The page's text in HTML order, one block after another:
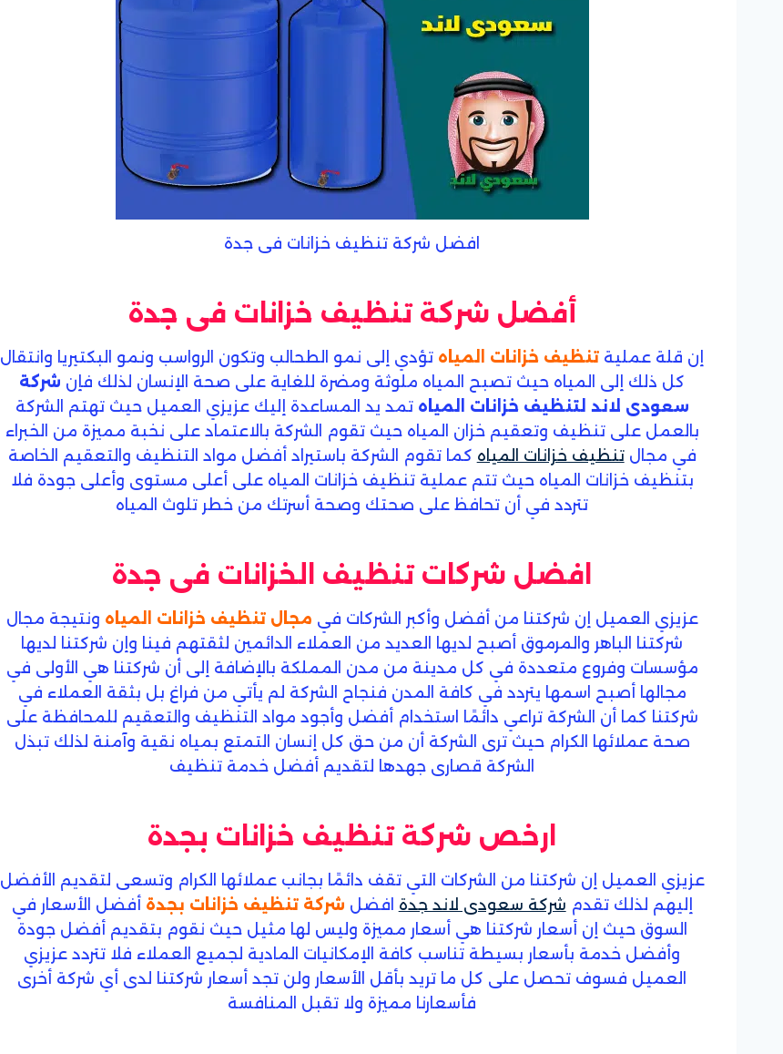
افضل شركة تنظيف خزانات فى جدة
أفضل شركة تنظيف خزانات فى جدة
إن قلة عملية تنظيف خزانات المياه تؤدي إلى نمو الطحالب وتكون الرواسب ونمو البكتيريا وانتقال
كل ذلك إلى المياه حيث تصبح المياه ملوثة ومضرة للغاية على صحة الإنسان لذلك فإن شركة
سعودى لاند لتنظيف خزانات المياه تمد يد المساعدة إليك عزيزي العميل حيث تهتم الشركة
بالعمل على تنظيف وتعقيم خزان المياه حيث تقوم الشركة بالاعتماد على نخبة مميزة من الخبراء
في مجالتنظيف خزانات المياه كما تقوم الشركة باستيراد أفضل مواد التنظيف والتعقيم الخاصة
بتنظيف خزانات المياه حيث تتم عملية تنظيف خزانات المياه على أعلى مستوى وأعلى جودة فلا
تتردد في أن تحافظ على صحتك وصحة أسرتك من خطر تلوث المياه
افضل شركات تنظيف الخزانات فى جدة
عزيزي العميل إن شركتنا من أفضل وأكبر الشركات في مجال تنظيف خزانات المياه ونتيجة مجال
شركتنا الباهر والمرموق أصبح لديها العديد من العملاء الدائمين لثقتهم فينا وإن شركتنا لديها
مؤسسات وفروع متعددة في كل مدينة من مدن المملكة بالإضافة إلى أن شركتنا هي الأولى في
مجالها أصبح اسمها يتردد في كافة المدن فنجاح الشركة لم يأتي من فراغ بل بثقة العملاء في
شركتنا كما أن الشركة تراعي دائمًا استخدام أفضل وأجود مواد التنظيف والتعقيم للمحافظة على
صحة عملائها الكرام حيث ترى الشركة أن من حق كل إنسان التمتع بمياه نقية وآمنة لذلك تبذل
الشركة قصارى جهدها لتقديم أفضل خدمة تنظيف
ارخص شركة تنظيف خزانات بجدة
عزيزي العميل إن شركتنا من الشركات التي تقف دائمًا بجانب عملائها الكرام وتسعى لتقديم الأفضل
إليهم لذلك تقدم شركة سعودى لاند جدة افضل شركة تنظيف خزانات بجدة أفضل الأسعار في
السوق حيث إن أسعار شركتنا هي أسعار مميزة وليس لها مثيل حيث نقوم بتقديم أفضل جودة
وأفضل خدمة بأسعار بسيطة تناسب كافة الإمكانيات المادية لجميع العملاء فلا تتردد عزيزي
العميل فسوف تحصل على كل ما تريد بأقل الأسعار ولن تجد أسعار شركتنا لدى أي شركة أخرى
فأسعارنا مميزة ولا تقبل المنافسة